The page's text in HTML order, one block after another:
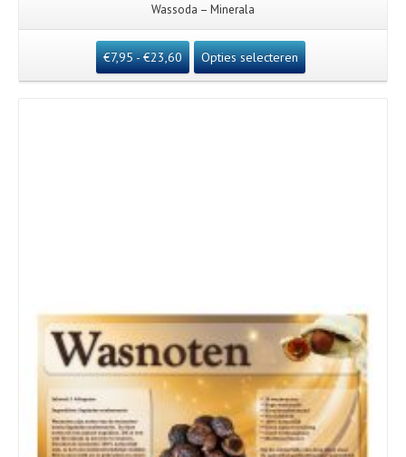
Wassoda – Minerala
€7,95- €23,60 Opties selecteren